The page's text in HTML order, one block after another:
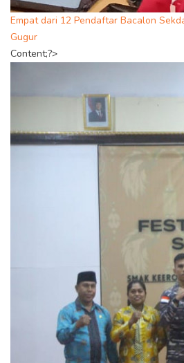
Empat dari 12 Pendaftar Bacalon
Gugur
Content;?>